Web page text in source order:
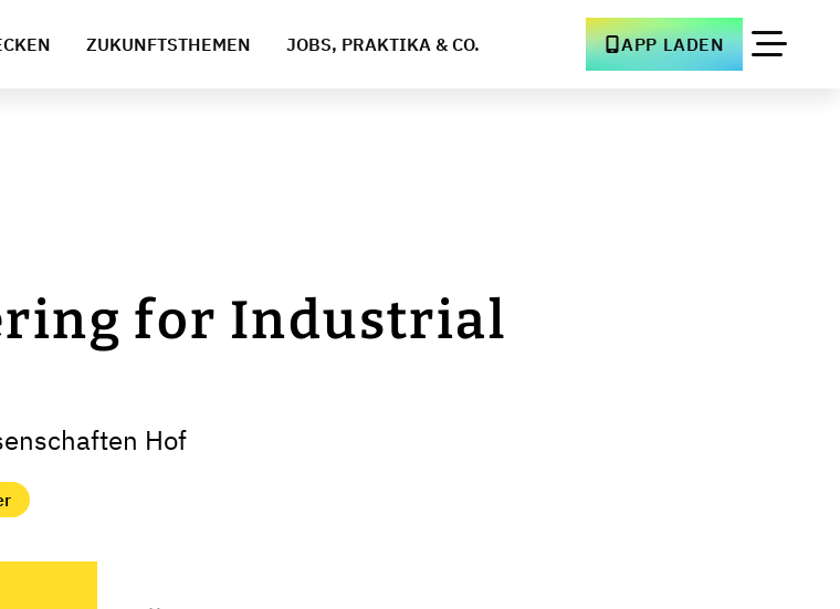
ZUKUNFTSTHEMEN JOBS, PRAKTIKA & CO. APP LADEN
for Industrial
Hof